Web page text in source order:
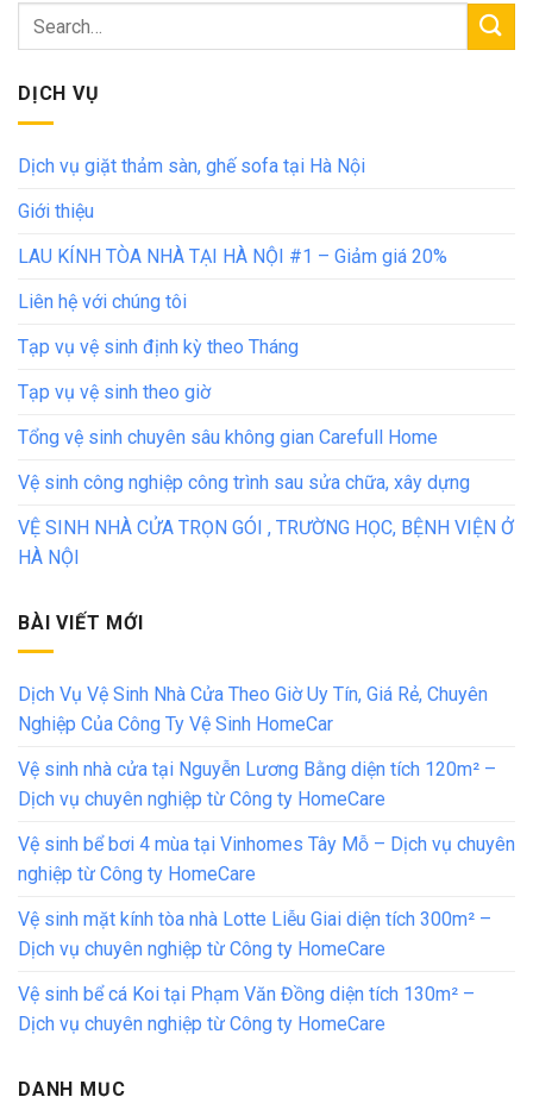
DỊCH VỤ
Dịch vụ giặt thảm sàn, ghế sofa tại Hà Nội
Giới thiệu
LAU KÍNH TÒA NHÀ TẠI HÀ NỘI #1 – Giảm giá 20%
Liên hệ với chúng tôi
Tạp vụ vệ sinh định kỳ theo Tháng
Tạp vụ vệ sinh theo giờ
Tổng vệ sinh chuyên sâu không gian Carefull Home
Vệ sinh công nghiệp công trình sau sửa chữa, xây dựng
VỆ SINH NHÀ CỬA TRỌN GÓI , TRƯỜNG HỌC, BỆNH VIỆN Ở
HÀ NỘI
BÀI VIẾT MỚI
Dịch Vụ Vệ Sinh Nhà Cửa Theo Giờ Uy Tín, Giá Rẻ, Chuyên
Nghiệp Của Công Ty Vệ Sinh HomeCar
Vệ sinh nhà cửa tại Nguyễn Lương Bằng diện tích 120m² –
Dịch vụ chuyên nghiệp từ Công ty HomeCare
Vệ sinh bể bơi 4 mùa tại Vinhomes Tây Mỗ – Dịch vụ chuyên
nghiệp từ Công ty HomeCare
Vệ sinh mặt kính tòa nhà Lotte Liễu Giai diện tích 300m² –
Dịch vụ chuyên nghiệp từ Công ty HomeCare
Vệ sinh bể cá Koi tại Phạm Văn Đồng diện tích 130m² –
Dịch vụ chuyên nghiệp từ Công ty HomeCare
DANH MỤC